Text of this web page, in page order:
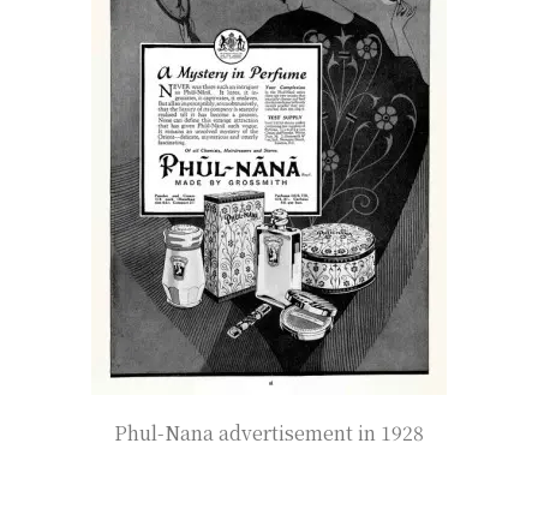
Phul-Nana advertisement in 1928